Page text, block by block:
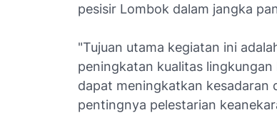
pesisir Lombok dalam jangka
"Tujuan utama kegiatan ini
peningkatan kualitas
dapat meningkatkan kesadaran
pentingnya pelestarian